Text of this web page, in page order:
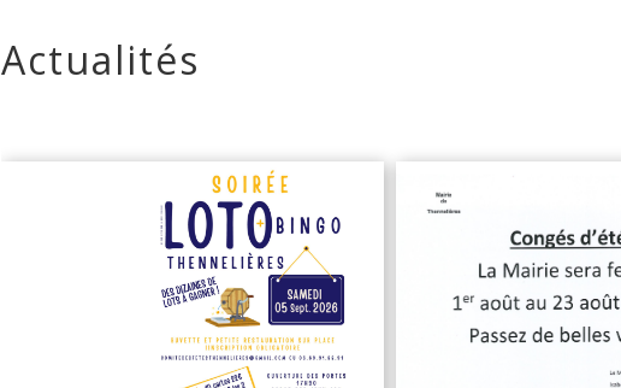
Actualités